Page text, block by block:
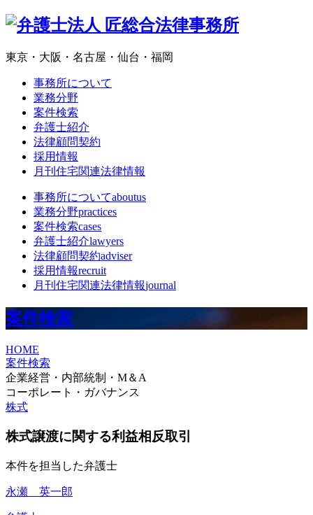
東京・大阪・名古屋・仙台・福岡
事務所について
業務分野
案件検索
弁護士紹介
法律顧問契約
採用情報
月刊住宅関連法律情報
事務所についてaboutus
業務分野practices
案件検索cases
弁護士紹介lawyers
法律顧問契約adviser
採用情報recruit
月刊住宅関連法律情報journal
案件検索
HOME
案件検索
企業経営・内部統制・M＆A
コーポレート・ガバナンス
株式
株式譲渡に関する利益相反取引
本件を担当した弁護士
永瀬 英一郎